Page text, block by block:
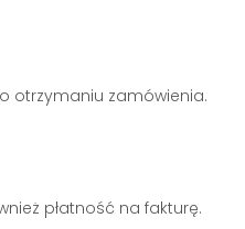
otrzymaniu zamówienia.
płatność na fakturę.